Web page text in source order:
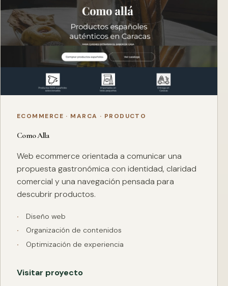
ECOMMERCE · MARCA · PRODUCTO
Como Alla
Web ecommerce orientada a comunicar una
propuesta gastronómica con identidad, claridad
comercial y una navegación pensada para
descubrir productos.
Diseño web
Organización de contenidos
Optimización de experiencia
Visitar proyecto